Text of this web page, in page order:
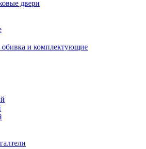
двери
обивка и комплектующие